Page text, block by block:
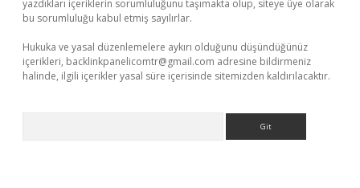
yazdıkları içeriklerin sorumluluğunu taşımakta olup, siteye üye olarak
bu sorumluluğu kabul etmiş sayılırlar.
Hukuka ve yasal düzenlemelere aykırı olduğunu düşündüğünüz
içerikleri, backlinkpanelicomtr@gmail.com adresine bildirmeniz
halinde, ilgili içerikler yasal süre içerisinde sitemizden kaldırılacaktır.